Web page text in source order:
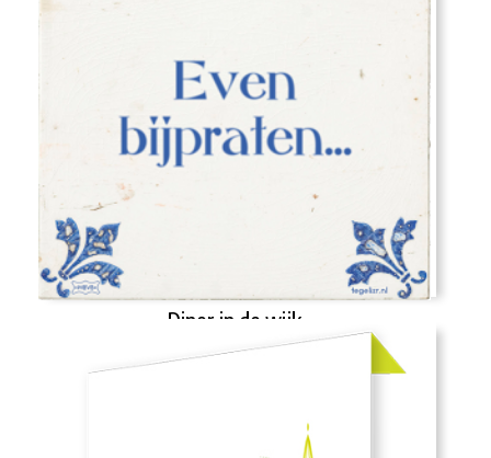
Diner in de wijk